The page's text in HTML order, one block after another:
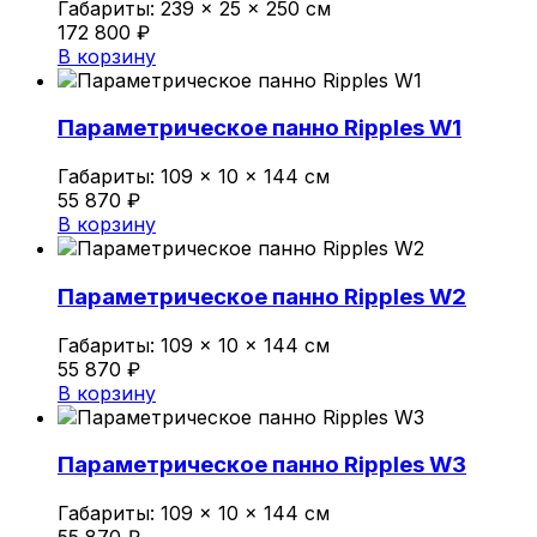
Габариты: 239 × 25 × 250 см
172 800 ₽
В корзину
Параметрическое панно Ripples W1
Габариты: 109 × 10 × 144 см
55 870 ₽
В корзину
Параметрическое панно Ripples W2
Габариты: 109 × 10 × 144 см
55 870 ₽
В корзину
Параметрическое панно Ripples W3
Габариты: 109 × 10 × 144 см